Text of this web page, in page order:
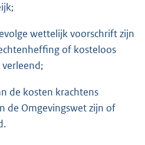
wettelijk voorschrift zijn
of kosteloos
de kosten krachtens
de Omgevingswet zijn of